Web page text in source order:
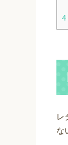
4
レ
な